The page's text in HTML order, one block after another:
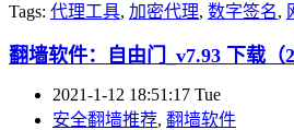
Tags: 代理工具, 加密代理, 数字签名,
翻墙软件：自由门_v7.93 下载（
2021-1-12 18:51:17 Tue
安全翻墙推荐, 翻墙软件